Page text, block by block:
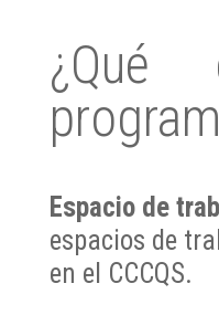
¿Qué
Espacio de
espacios de
en el CCCQS.